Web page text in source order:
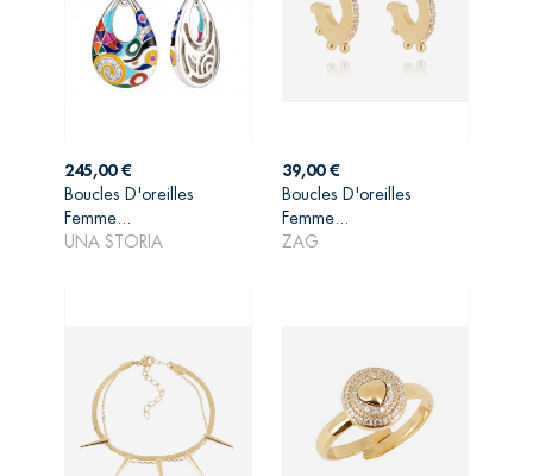
Prix
245,00 €
Boucles D'oreilles
Femme...
UNA STORIA
AJOUTER AU
Prix
39,00 €
Boucles D'oreilles
Femme...
ZAG
AJOUTER AU